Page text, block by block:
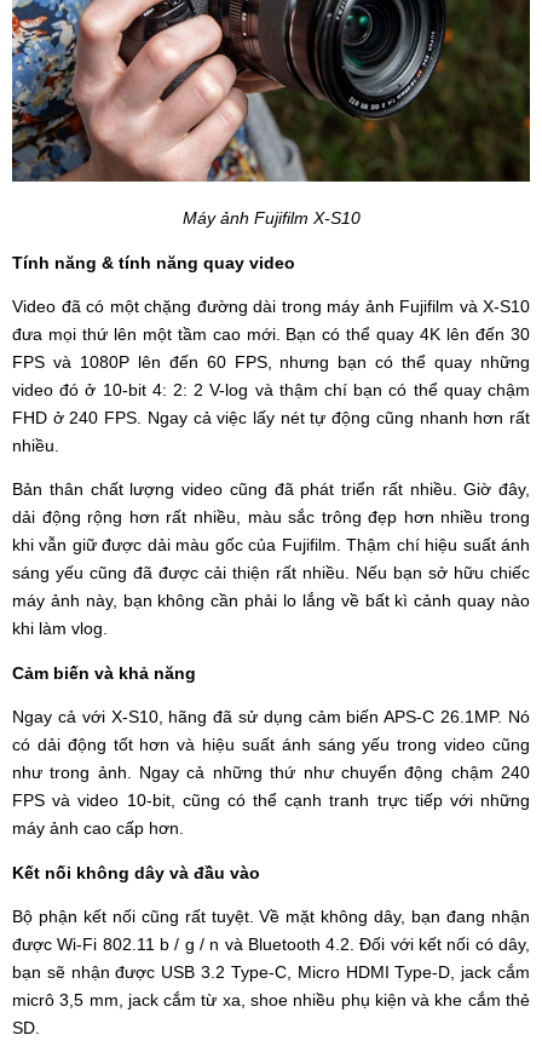
Máy ảnh Fujifilm X-S10
Tính năng & tính năng quay video
Video đã có một chặng đường dài trong máy ảnh Fujifilm và X-S10
đưa mọi thứ lên một tầm cao mới. Bạn có thể quay 4K lên đến 30
FPS và 1080P lên đến 60 FPS, nhưng bạn có thể quay những
video đó ở 10-bit 4: 2: 2 V-log và thậm chí bạn có thể quay chậm
FHD ở 240 FPS. Ngay cả việc lấy nét tự động cũng nhanh hơn rất
nhiều.
Bản thân chất lượng video cũng đã phát triển rất nhiều. Giờ đây,
dải động rộng hơn rất nhiều, màu sắc trông đẹp hơn nhiều trong
khi vẫn giữ được dải màu gốc của Fujifilm. Thậm chí hiệu suất ánh
sáng yếu cũng đã được cải thiện rất nhiều. Nếu bạn sở hữu chiếc
máy ảnh này, bạn không cần phải lo lắng về bất kì cảnh quay nào
khi làm vlog.
Cảm biến và khả năng
Ngay cả với X-S10, hãng đã sử dụng cảm biến APS-C 26.1MP. Nó
có dải động tốt hơn và hiệu suất ánh sáng yếu trong video cũng
như trong ảnh. Ngay cả những thứ như chuyển động chậm 240
FPS và video 10-bit, cũng có thể cạnh tranh trực tiếp với những
máy ảnh cao cấp hơn.
Kết nối không dây và đầu vào
Bộ phận kết nối cũng rất tuyệt. Về mặt không dây, bạn đang nhận
được Wi-Fi 802.11 b / g / n và Bluetooth 4.2. Đối với kết nối có dây,
bạn sẽ nhận được USB 3.2 Type-C, Micro HDMI Type-D, jack cắm
micrô 3,5 mm, jack cắm từ xa, shoe nhiều phụ kiện và khe cắm thẻ
SD.